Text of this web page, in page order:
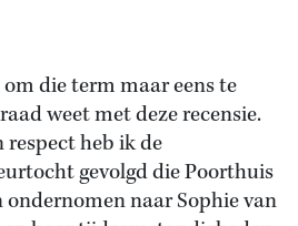
die term maar eens te
weet met deze recensie.
heb ik de
gevolgd die Poorthuis
naar Sophie van